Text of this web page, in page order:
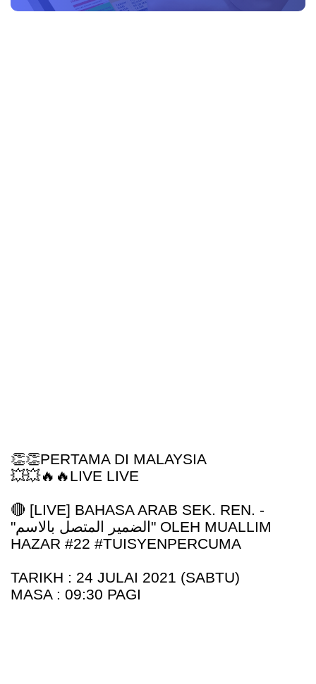
👏👏PERTAMA DI MALAYSIA
💥💥🔥🔥LIVE LIVE
🔴 [LIVE] BAHASA ARAB SEK. REN. -
"الضمير المتصل بالاسم " OLEH MUALLIM
HAZAR #22 #TUISYENPERCUMA
TARIKH : 24 JULAI 2021 (SABTU)
MASA : 09:30 PAGI